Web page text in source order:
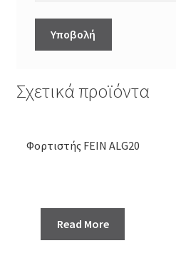
Σχετικά προϊόντα
Φορτιστής FEIN ALG20
Read More